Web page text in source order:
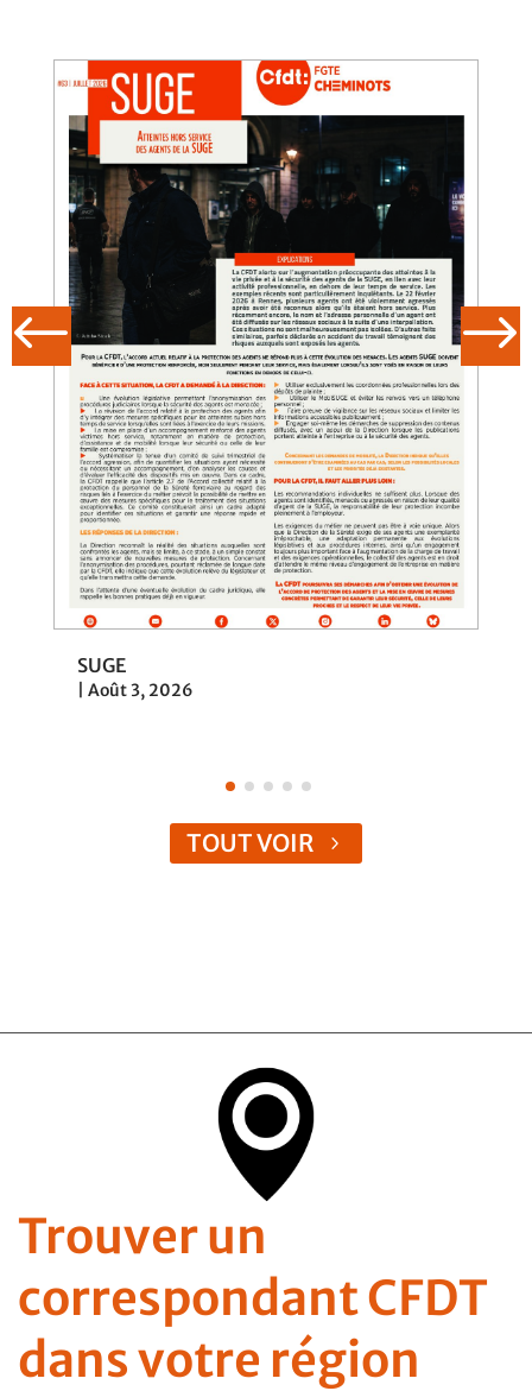
SUGE
Août 3, 2026
TOUT VOIR
Trouver un
correspondant CFDT
dans votre région